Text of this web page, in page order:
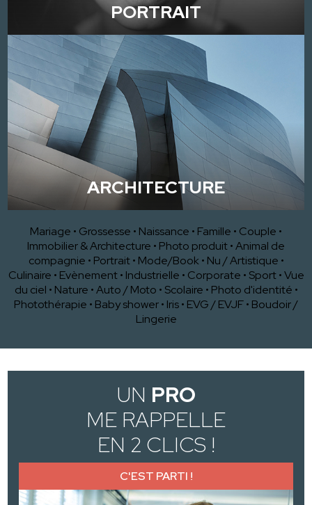
PORTRAIT
ARCHITECTURE
Mariage • Grossesse • Naissance • Famille • Couple •
Immobilier & Architecture • Photo produit•Animal de
compagnie • Portrait • Mode/Book • Nu / Artistique •
Culinaire • Evènement • Industrielle • Corporate • Sport •Vue
du ciel • Nature •Auto / Moto • Scolaire • Photo d'identité •
Photothérapie • Baby shower• Iris• EVG / EVJF• Boudoir /
Lingerie
UN PRO
ME RAPPELLE
EN 2 CLICS !
C'EST PARTI !